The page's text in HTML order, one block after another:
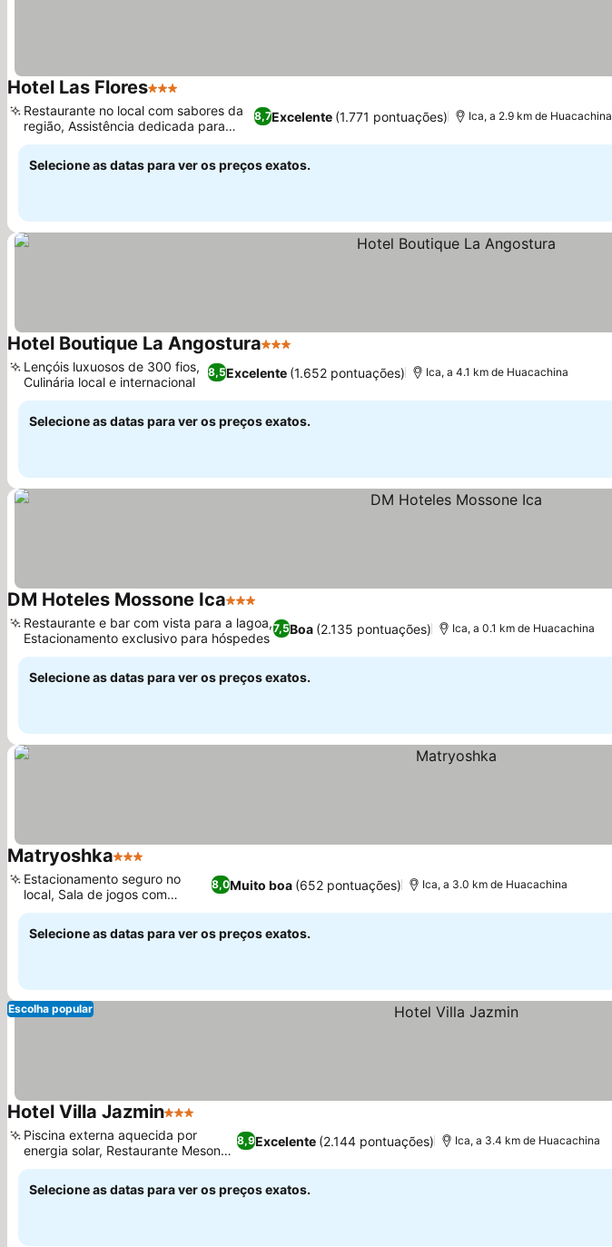
Hotel Las Flores3 Estrelas
8,7Excelente (1.771 pontuações)
Restaurante no local com sabores da
região, Assistência dedicada para
passeios
Ica, a 2.9 km de Huacachina
Selecione as datas para ver os preços exatos.
Hotel Boutique La Angostura3 Estrelas
8,5Excelente (1.652 pontuações)
Lençóis luxuosos de 300 fios,
Culinária local e internacional
Ica, a 4.1 km de Huacachina
Selecione as datas para ver os preços exatos.
DM Hoteles Mossone Ica3 Estrelas
7,5Boa (2.135 pontuações)
Restaurante e bar com vista para a lagoa,
Estacionamento exclusivo para hóspedes
Ica, a 0.1 km de Huacachina
Selecione as datas para ver os preços exatos.
Matryoshka3 Estrelas
8,0Muito boa (652 pontuações)
Estacionamento seguro no
local, Sala de jogos com
pebolim
Ica, a 3.0 km de Huacachina
Selecione as datas para ver os preços exatos.
Escolha popular
Hotel Villa Jazmin3 Estrelas
8,9Excelente (2.144 pontuações)
Piscina externa aquecida por
energia solar, Restaurante Meson
Penelope
Ica, a 3.4 km de Huacachina
Selecione as datas para ver os preços exatos.